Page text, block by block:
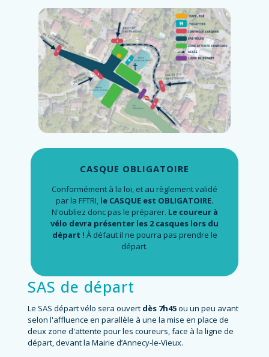
CASQUE OBLIGATOIRE
Conformément à la loi, et au règlement validé
par la FFTRI, le CASQUE est OBLIGATOIRE.
N'oubliez donc pas le préparer. Le coureur à
vélo devra présenter les 2 casques lors du
départ ! À défaut il ne pourra pas prendre le
départ.
SAS de départ
Le SAS départ vélo sera ouvert dès 7h45ou un peu avant
selon l'affluence en parallèle à une la mise en place de
deux zone d'attente pour les coureurs, face à la ligne de
départ, devant la Mairie d’Annecy-le-Vieux.